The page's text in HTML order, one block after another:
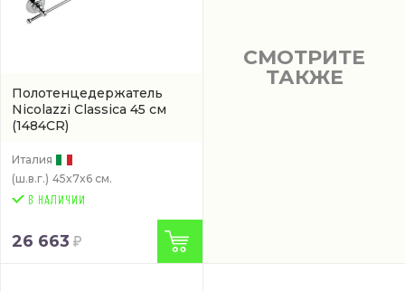
Полотенцедержатель
Nicolazzi Classica 45 см
(1484CR)
Италия
(ш.в.г.) 45x7x6 см.
26 663
СМОТРИТЕ
ТАКЖЕ